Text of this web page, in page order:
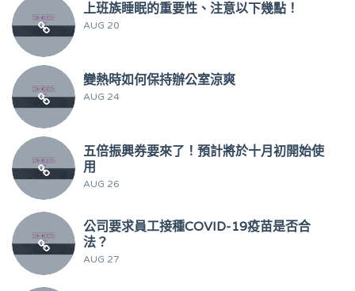
上班族睡眠的重要性、注意以下幾點！
AUG 20
變熱時如何保持辦公室涼爽
AUG 24
五倍振興券要來了！預計將於十月初開始使
用
AUG 26
公司要求員工接種COVID-19疫苗是否合
法？
AUG 27